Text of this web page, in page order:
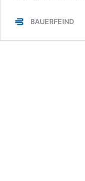
BAUERFEIND